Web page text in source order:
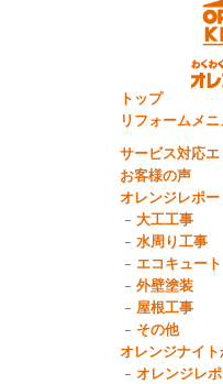
トップ
リフォームメニ
サービス対応エ
お客様の声
オレンジレポー
大工工事
水周り工事
エコキュート
外壁塗装
屋根工事
その他
オレンジナイ
オレンジレポ